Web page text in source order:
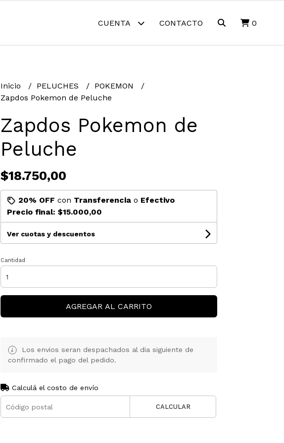
CUENTA CONTACTO 0
Inicio PELUCHES
POKEMON
Zapdos Pokemon de Peluche
Zapdos Pokemon de
Peluche
$18.750,00
20% OFF con Transferenciao Efectivo
Precio final: $15.000,00
Ver cuotas y descuentos
Cantidad
AGREGAR AL CARRITO
Los envios seran despachados al dia siguiente de
confirmado el pago del pedido.
Calculá el costo de envío
CALCULAR